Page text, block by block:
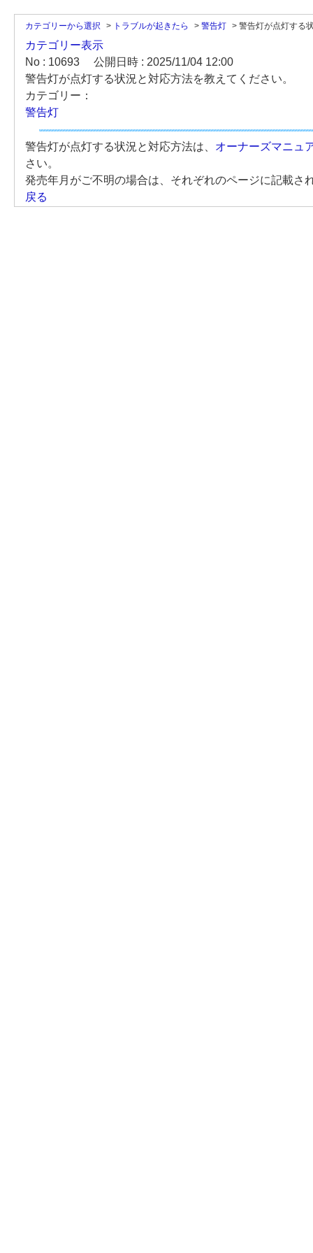
カテゴリーから選択 > トラブルが起きたら > 警告灯 > 警告灯が点灯する
カテゴリー表示
No : 10693
公開日時 : 2025/11/04 12:00
警告灯が点灯する状況と対応方法を教えてください。
カテゴリー：
警告灯
警告灯が点灯する状況と対応方法は、 オーナーズマニュ
さい。
発売年月がご不明の場合は、それぞれのページに記載さ
戻る